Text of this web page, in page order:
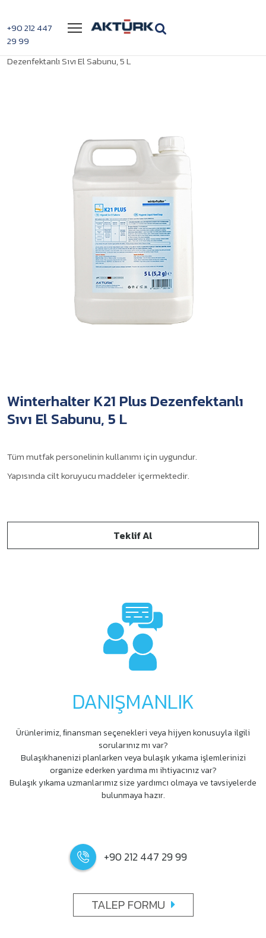
+90 212 447
29 99
Menü
Dezenfektanlı Sıvı El Sabunu, 5 L
Winterhalter K21 Plus Dezenfektanlı
Sıvı El Sabunu, 5 L
Tüm mutfak personelinin kullanımı için uygundur.
Yapısında cilt koruyucu maddeler içermektedir.
Teklif Al
DANIŞMANLIK
Ürünlerimiz, ﬁnansman seçenekleri veya hijyen konusuyla ilgili
sorularınız mı var?
Bulaşıkhanenizi planlarken veya bulaşık yıkama işlemlerinizi
organize ederken yardıma mı ihtiyacınız var?
Bulaşık yıkama uzmanlarımız size yardımcı olmaya ve tavsiyelerde
bulunmaya hazır.
+90 212 447 29 99
TALEP FORMU